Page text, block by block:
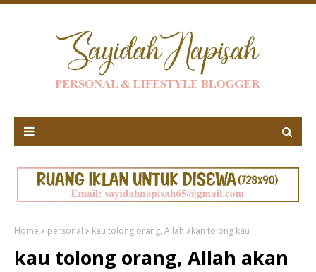
Home personal kau tolong orang, Allah akan tolong kau
kau tolong orang, Allah akan